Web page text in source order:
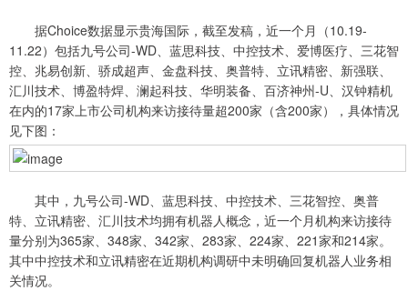
据Choice数据显示贵海国际，截至发稿，近一个月（10.19-
11.22）包括九号公司-WD、蓝思科技、中控技术、爱博医疗、三花智
控、兆易创新、骄成超声、金盘科技、奥普特、立讯精密、新强联、
汇川技术、博盈特焊、澜起科技、华明装备、百济神州-U、汉钟精机
在内的17家上市公司机构来访接待量超200家（含200家），具体情况
见下图：
其中，九号公司-WD、蓝思科技、中控技术、三花智控、奥普
特、立讯精密、汇川技术均拥有机器人概念，近一个月机构来访接待
量分别为365家、348家、342家、283家、224家、221家和214家。
其中中控技术和立讯精密在近期机构调研中未明确回复机器人业务相
关情况。